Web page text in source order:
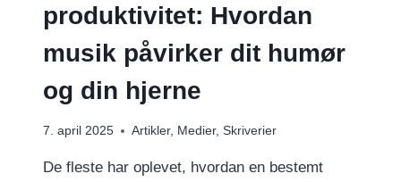
produktivitet: Hvordan
musik påvirker dit humør
og din hjerne
7. april 2025 Artikler, Medier, Skriverier
De fleste har oplevet, hvordan en bestemt